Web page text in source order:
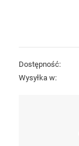
Dostępność:
Wysyłka w: